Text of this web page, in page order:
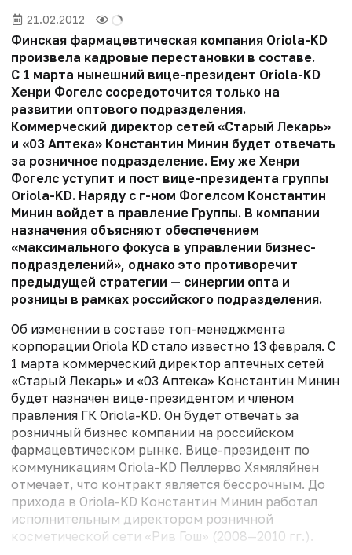
21.02.2012
Финская фармацевтическая компания Oriola-KD
произвела кадровые перестановки в составе.
С 1 марта нынешний вице-президент Oriola-KD
Хенри Фогелс сосредоточится только на
развитии оптового подразделения.
Коммерческий директор сетей «Старый Лекарь»
и «03 Аптека» Константин Минин будет отвечать
за розничное подразделение. Ему же Хенри
Фогелс уступит и пост вице-президента группы
Oriola-KD. Наряду с г-ном Фогелсом Константин
Минин войдет в правление Группы. В компании
назначения объясняют обеспечением
«максимального фокуса в управлении бизнес-
подразделений», однако это противоречит
предыдущей стратегии — синергии опта и
розницы в рамках российского подразделения.
Об изменении в составе топ-менеджмента
корпорации Oriola KD стало известно 13 февраля. С
1 марта коммерческий директор аптечных сетей
«Старый Лекарь» и «03 Аптека» Константин Минин
будет назначен вице-президентом и членом
правления ГК Oriola-KD. Он будет отвечать за
розничный бизнес компании на российском
фармацевтическом рынке. Вице-президент по
коммуникациям Oriola-KD Пеллерво Хямяляйнен
отмечает, что контракт является бессрочным. До
прихода в Oriola-KD Константин Минин работал
исполнительным директором розничной
косметической сети «Рив Гош» (2008—2010 гг.).